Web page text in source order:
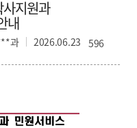
지원과
내
과 2026.06.23 596